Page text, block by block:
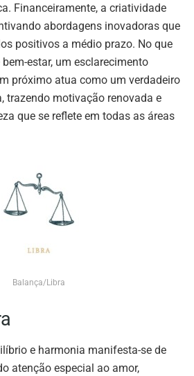
Financeiramente, a criatividade
abordagens inovadoras que
positivos a médio prazo. No que
estar, um esclarecimento
próximo atua como um verdadeiro
trazendo motivação renovada e
que se reflete em todas as áreas
Balança/Libra
e harmonia manifesta-se de
atenção especial ao amor,